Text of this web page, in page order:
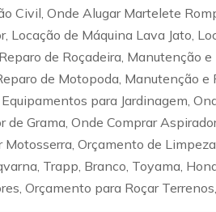
Civil, Onde Alugar Martelete
de Máquina Lava Jato,
de Roçadeira, Manutenção
de Motopoda, Manutenção
para Jardinagem,
de Grama, Onde Comprar
Orçamento de
Trapp, Branco, Toyama,
Orçamento para Roçar